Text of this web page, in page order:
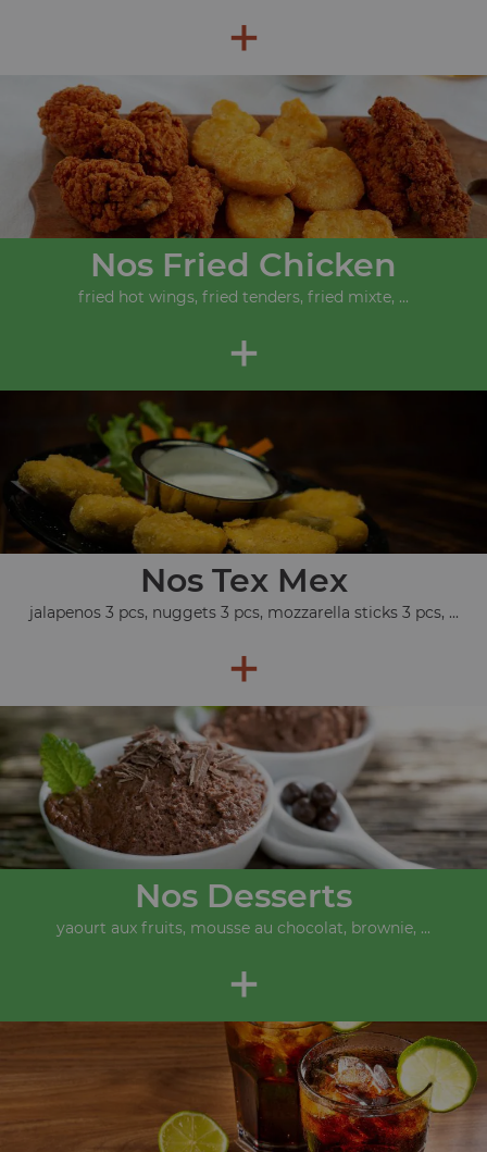
+
Nos Fried Chicken
fried hot wings, fried tenders, fried mixte, ...
+
Nos Tex Mex
jalapenos 3 pcs, nuggets 3 pcs, mozzarella sticks 3 pcs, ...
+
Nos Desserts
yaourt aux fruits, mousse au chocolat, brownie, ...
+